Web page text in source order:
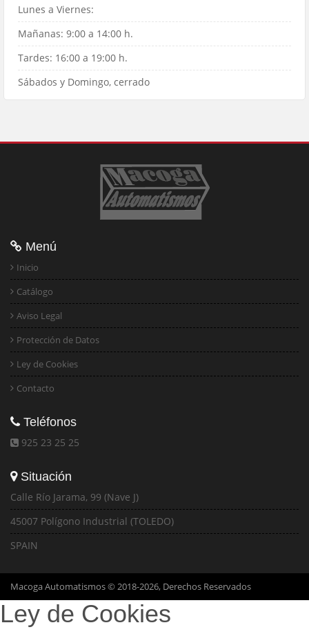
Lunes a Viernes:
Mañanas: 9:00 a 14:00 h.
Tardes: 16:00 a 19:00 h.
Sábados y Domingo, cerrado
Menú
Inicio
Catálogo
Aviso Legal
Protección de Datos
Ley de Cookies
Contacto
Teléfonos
925 23 25 25
Situación
Calle Río Jarama, 99 (Nave J)
45007 Polígono Industrial (TOLEDO)
SPAIN
Macoga Automatismos © 2018-2026, Derechos Reservados
Ley de Cookies